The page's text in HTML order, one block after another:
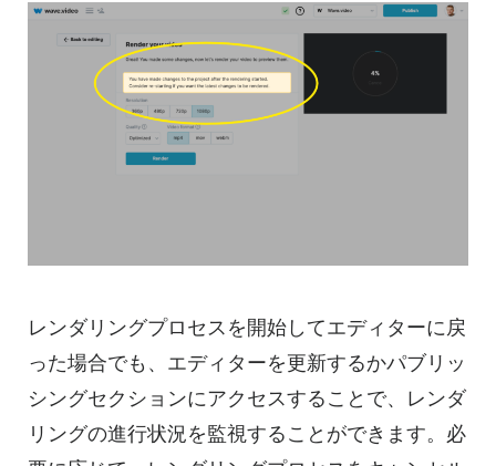
レンダリングプロセスを開始してエディターに戻
った場合でも、エディターを更新するかパブリッ
シングセクションにアクセスすることで、レンダ
リングの進行状況を監視することができます。必